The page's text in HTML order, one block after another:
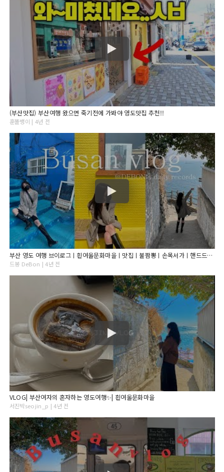
(부산맛집) 부산여행 왔으면 죽기전에 가봐야 영도맛집 추천!!
훈똘뱅이 | 4년 전
부산 영도 여행 브이로그ㅣ흰여울문화마을ㅣ맛집ㅣ불짬뽕ㅣ손목서가ㅣ핸드드립ㅣ모모스커피ㅣ전포카페거리ㅣ이터널선샤인ㅣ소금빵ㅣbusan vlogㅣ미나리 삼겹살ㅣ
드봉 DeBon | 4년 전
VLOG| 부산여자의 혼자하는 영도여행✨| 흰여울문화마을
서진박seojin_p | 4년 전